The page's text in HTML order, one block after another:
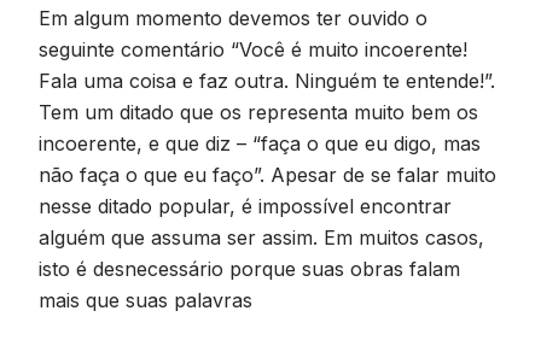
Em algum momento devemos ter ouvido o
seguinte comentário “Você é muito incoerente!
Fala uma coisa e faz outra. Ninguém te entende!”.
Tem um ditado que os representa muito bem os
incoerente, e que diz – “faça o que eu digo, mas
não faça o que eu faço”. Apesar de se falar muito
nesse ditado popular, é impossível encontrar
alguém que assuma ser assim. Em muitos casos,
isto é desnecessário porque suas obras falam
mais que suas palavras